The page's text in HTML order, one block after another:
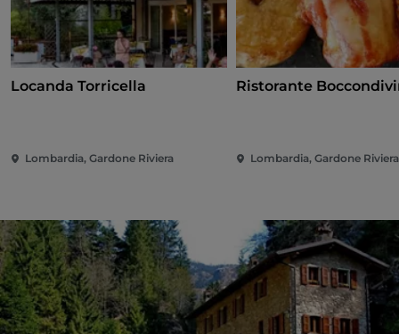
Locanda Torricella
Lombardia, Gardone Riviera
Ristorante
Lombardia, Gardone Riviera